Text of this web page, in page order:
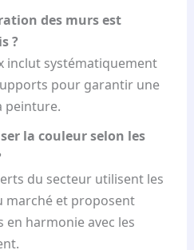
des murs est
?
inclut systématiquement
pour garantir une
peinture.
la couleur selon les
du secteur utilisent les
marché et proposent
en harmonie avec les